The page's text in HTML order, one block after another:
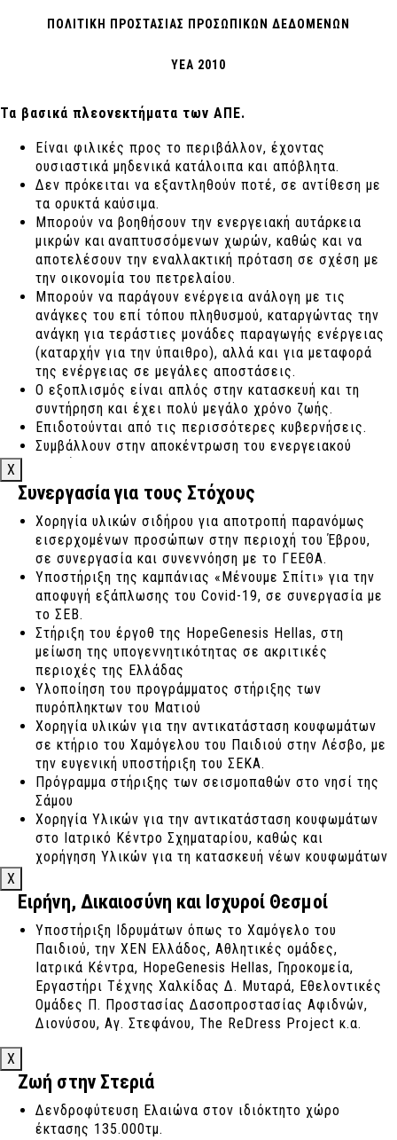
ΠΟΛΙΤΙΚΗ ΠΡΟΣΤΑΣΙΑΣ ΠΡΟΣΩΠΙΚΩΝ ΔΕΔΟΜΕΝΩΝ
ΥΕΑ 2010
Τα βασικά πλεονεκτήματα των ΑΠΕ.
Είναι φιλικές προς το περιβάλλον, έχοντας
ουσιαστικά μηδενικά κατάλοιπα και απόβλητα.
Δεν πρόκειται να εξαντληθούν ποτέ, σε αντίθεση με
τα ορυκτά καύσιμα.
Μπορούν να βοηθήσουν την ενεργειακή αυτάρκεια
μικρών και αναπτυσσόμενων χωρών, καθώς και να
αποτελέσουν την εναλλακτική πρόταση σε σχέση με
την οικονομία του πετρελαίου.
Mπορούν να παράγουν ενέργεια ανάλογη με τις
ανάγκες του επί τόπου πληθυσμού, καταργώντας την
ανάγκη για τεράστιες μονάδες παραγωγής ενέργειας
(καταρχήν για την ύπαιθρο), αλλά και για μεταφορά
της ενέργειας σε μεγάλες αποστάσεις.
Ο εξοπλισμός είναι απλός στην κατασκευή και τη
συντήρηση και έχει πολύ μεγάλο χρόνο ζωής.
Επιδοτούνται από τις περισσότερες κυβερνήσεις.
Συμβάλλουν στην αποκέντρωση του ενεργειακού
μεταφορά ενέργειας.
Οι ΑΠΕ στην Ελλάδα.
Στην Ελλάδα η Κεντρική Ελλάδα είναι η περιοχή με
τη μεγαλύτερη συγκέντρωση φ/β πάρκων (31% του
συνόλου) και ακολουθούν η Κεντρική Μακεδονία
(15,3%) η Θεσσαλία (12,8%), η Πελοπόννησος (9%).
Το τέλος του 2020 η συνολική φ/β δύναμη στη χώρα
μας ήταν 3,452ΜW με το μεγαλύτερο ποσοστό να
προέρχεται από μικρές (PV<100kW &
100kW<PV<500kW) μονάδες (το 27,8% του συνόλου).
Η Εuropa ανταποκρινόμενη στο νέο καθεστώς
«Πράσινη Ενέργεια» της ΕΕ αλλά και στις οδηγίες
της ελληνικής κυβέρνησης, εδώ και χρόνια έχει
προχωρήσει σε γενναίες επενδύσεις στο
εργοστάσιό της για τη μείωση του αποτυπώματος
που αφήνει η παραγωγική της διαδικασία.
Τα τελευταία χρόνια ξεκίνησε μεγάλη έρευνα για την
ανάπτυξη βάσεων για φ/β πάρκα και όχι μόνο, ώστε
X
Συνεργασία για τους Στόχους
Χορηγία υλικών σιδήρου για αποτροπή παρανόμως
εισερχομένων προσώπων στην περιοχή του Έβρου,
σε συνεργασία και συνεννόηση με το ΓΕΕΘΑ.
Υποστήριξη της καμπάνιας «Μένουμε Σπίτι» για την
αποφυγή εξάπλωσης του Covid-19, σε συνεργασία με
το ΣΕΒ.
Στήριξη του έργοθ της HopeGenesis Hellas, στη
μείωση της υπογεννητικότητας σε ακριτικές
περιοχές της Ελλάδας
Υλοποίηση του προγράμματος στήριξης των
πυρόπληκτων του Ματιού
Χορηγία υλικών για την αντικατάσταση κουφωμάτων
σε κτήριο του Χαμόγελου του Παιδιού στην Λέσβο, με
την ευγενική υποστήριξη του ΣΕΚΑ.
Πρόγραμμα στήριξης των σεισμοπαθών στο νησί της
Σάμου
Χορηγία Υλικών για την αντικατάσταση κουφωμάτων
στο Ιατρικό Κέντρο Σχηματαρίου, καθώς και
χορήγηση Υλικών για τη κατασκευή νέων κουφωμάτων
COVID – 19.
Χορηγία Υλικών για την αντικατάσταση κουφωμάτων
στο Ιατρικό Κέντρο Αλιάρτου.
Χορηγία Υλικών για την αντικατάσταση κουφωμάτων
στο Πολεμικό Ναυτικό Κρήτης, Μονάδα Κυριαμαδίου.
Χορηγία Υλικών για την κατασκευή Παιδικού Σταθμού
στο νησί των Λειψών σε συνέχεια της στήριξης προς
την HopeGenesis
X
Ειρήνη, Δικαιοσύνη και Ισχυροί Θεσμοί
Υποστήριξη Ιδρυμάτων όπως το Χαμόγελο του
Παιδιού, την ΧΕΝ Ελλάδος, Αθλητικές ομάδες,
Ιατρικά Κέντρα, HopeGenesis Hellas, Γηροκομεία,
Εργαστήρι Τέχνης Χαλκίδας Δ. Μυταρά, Εθελοντικές
Ομάδες Π. Προστασίας Δασοπροστασίας Αφιδνών,
Διονύσου, Αγ. Στεφάνου, The ReDress Project κ.α.
X
Ζωή στην Στεριά
Δενδροφύτευση Ελαιώνα στον ιδιόκτητο χώρο
έκτασης 135.000τμ.